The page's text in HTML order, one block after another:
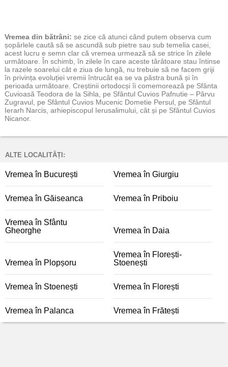
Vremea din bătrâni: se zice că atunci când putem observa cum
șopârlele caută să se ascundă sub pietre sau sub temelia casei,
acest lucru e semn clar că vremea urmează să se strice în zilele
următoare. În schimb, în zilele în care aceste târâtoare stau întinse
la razele soarelui cât e ziua de lungă, nu trebuie să ne facem griji
în privința evoluției vremii întrucât ea se va păstra bună și în
perioada următoare. Creștinii ortodocși îi comemorează pe Sfânta
Cuvioasă Teodora de la Sihla, pe Sfântul Cuvios Pafnutie – Pârvu
Zugravul, pe Sfântul Cuvios Mucenic Dometie Persul, pe Sfântul
Ierarh Narcis, arhiepiscopul Ierusalimului, cât și pe Sfântul Cuvios
Nicanor.
ALTE LOCALITĂȚI:
Vremea în București Vremea în Giurgiu
Vremea în Găiseanca Vremea în Priboiu
Vremea în Sfântu
Gheorghe
Vremea în Daia
Vremea în Plopșoru
Vremea în Florești-
Stoenești
Vremea în Stoenești Vremea în Florești
Vremea în Palanca Vremea în Frătești